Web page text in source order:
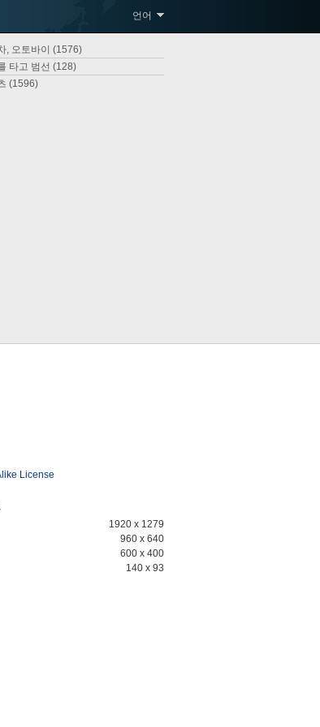
언어
, 오토바이 (1576)
타고 범선 (128)
(1596)
License
1920 x 1279
960 x 640
600 x 400
140 x 93